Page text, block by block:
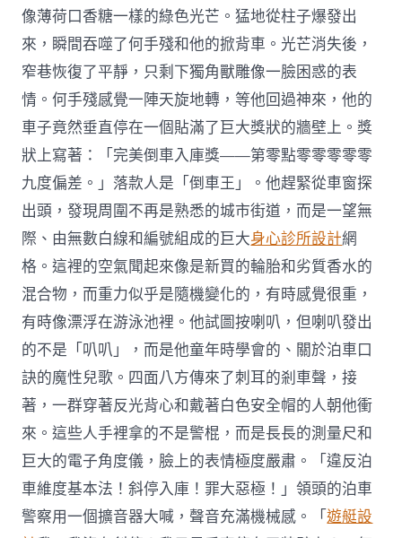
像薄荷口香糖一樣的綠色光芒。猛地從柱子爆發出
來，瞬間吞噬了何手殘和他的掀背車。光芒消失後，
窄巷恢復了平靜，只剩下獨角獸雕像一臉困惑的表
情。何手殘感覺一陣天旋地轉，等他回過神來，他的
車子竟然垂直停在一個貼滿了巨大獎狀的牆壁上。獎
狀上寫著：「完美倒車入庫獎——第零點零零零零零
九度偏差。」落款人是「倒車王」。他趕緊從車窗探
出頭，發現周圍不再是熟悉的城市街道，而是一望無
際、由無數白線和編號組成的巨大身心診所設計網
格。這裡的空氣聞起來像是新買的輪胎和劣質香水的
混合物，而重力似乎是隨機變化的，有時感覺很重，
有時像漂浮在游泳池裡。他試圖按喇叭，但喇叭發出
的不是「叭叭」，而是他童年時學會的、關於泊車口
訣的魔性兒歌。四面八方傳來了刺耳的剎車聲，接
著，一群穿著反光背心和戴著白色安全帽的人朝他衝
來。這些人手裡拿的不是警棍，而是長長的測量尺和
巨大的電子角度儀，臉上的表情極度嚴肅。「違反泊
車維度基本法！斜停入庫！罪大惡極！」領頭的泊車
警察用一個擴音器大喊，聲音充滿機械感。「遊艇設